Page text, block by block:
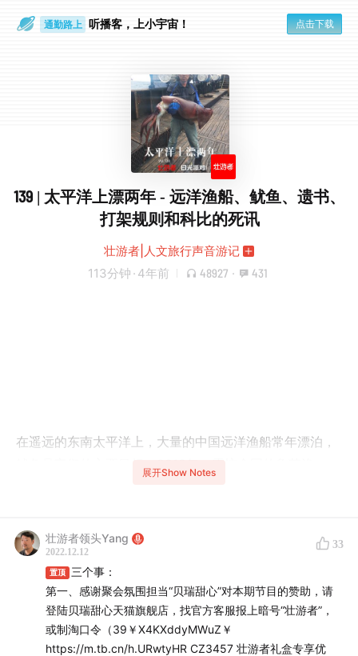
通勤路上 听播客，上小宇宙！ 点击下载
139 | 太平洋上漂两年 - 远洋渔船、鱿鱼、遗书、
打架规则和科比的死讯
壮游者|人文旅行声音游记
113分钟 · 4年前 48927 · 431
在遥远的东南太平洋上，大量的中国远洋渔船常年漂泊，
鱿鱼是它们的主要目标；2010年，震惊全国的鲁荣渔
2019至2021年,老于来到太平洋的渔船上，两年时间，仅
靠港一次，多场冲突，不知晓的疫情，却在一年后得知科
比的死讯……为什么在太平洋上有那么多中国渔船?一个捕
捞员需要什么资历和培训?船上的权力结构是什么?为什么
外籍捕捞员人数不能过多?船上的冲突怎么解决？打架有什
么规矩?受伤了怎么办?捕鱿鱼又是怎么进行的？且听一共
展开Show Notes
壮游者领头Yang
2022.12.12
33
置顶
三个事：
第一、感谢聚会氛围担当“贝瑞甜心”对本期节目的赞助，请
登陆贝瑞甜心天猫旗舰店，找官方客服报上暗号“壮游者”，
或制淘口令（39￥X4KXddyMWuZ￥
https://m.tb.cn/h.URwtyHR CZ3457 壮游者礼盒专享优